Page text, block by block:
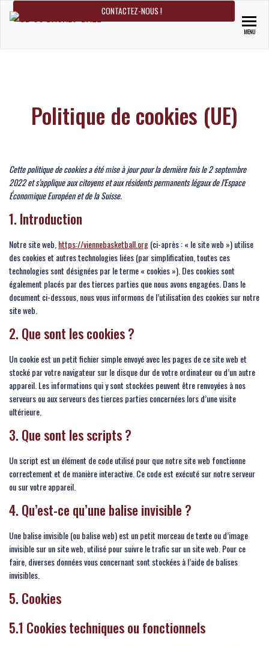
CONTACTEZ-NOUS !
MENU
Politique de cookies (UE)
Cette politique de cookies a été mise à jour pour la dernière fois le 2 septembre
2022 et s’applique aux citoyens et aux résidents permanents légaux de l’Espace
Économique Européen et de la Suisse.
1. Introduction
Notre site web, https://viennebasketball.org(ci-après : « le site web ») utilise
des cookies et autres technologies liées (par simplification, toutes ces
technologies sont désignées par le terme « cookies »). Des cookies sont
également placés par des tierces parties que nous avons engagées. Dans le
document ci-dessous, nous vous informons de l’utilisation des cookies sur notre
site web.
2. Que sont les cookies ?
Un cookie est un petit fichier simple envoyé avec les pages de ce site web et
stocké par votre navigateur sur le disque dur de votre ordinateur ou d’un autre
appareil. Les informations qui y sont stockées peuvent être renvoyées à nos
serveurs ou aux serveurs des tierces parties concernées lors d’une visite
ultérieure.
3. Que sont les scripts ?
Un script est un élément de code utilisé pour que notre site web fonctionne
correctement et de manière interactive. Ce code est exécuté sur notre serveur
ou sur votre appareil.
4. Qu’est-ce qu’une balise invisible ?
Une balise invisible (ou balise web) est un petit morceau de texte ou d’image
invisible sur un site web, utilisé pour suivre le trafic sur un site web. Pour ce
faire, diverses données vous concernant sont stockées à l’aide de balises
invisibles.
5. Cookies
5.1 Cookies techniques ou fonctionnels